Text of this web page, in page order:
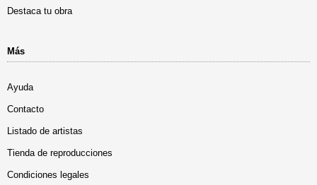
Destaca tu obra
Más
Ayuda
Contacto
Listado de artistas
Tienda de reproducciones
Condiciones legales